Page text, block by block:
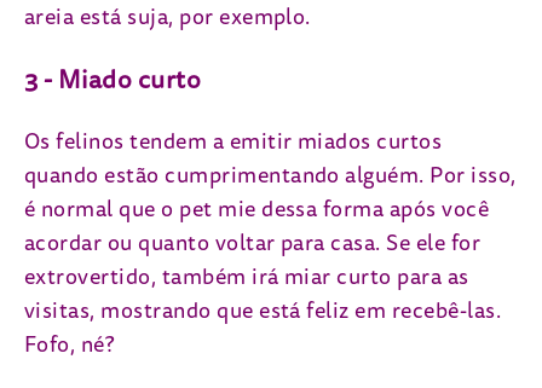
areia está suja, por exemplo.
3 - Miado curto
Os felinos tendem a emitir miados curtos
quando estão cumprimentando alguém. Por isso,
é normal que o pet mie dessa forma após você
acordar ou quanto voltar para casa. Se ele for
extrovertido, também irá miar curto para as
visitas, mostrando que está feliz em recebê-las.
Fofo, né?